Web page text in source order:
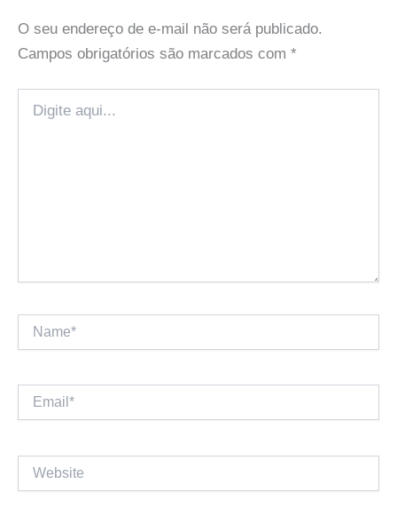
O seu endereço de e-mail não será publicado.
Campos obrigatórios são marcados com *
aqui...
Email*